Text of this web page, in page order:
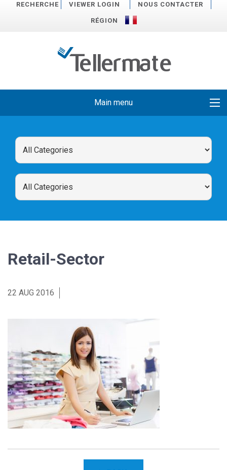
RECHERCHE VIEWER LOGIN NOUS CONTACTER
RÉGION
Main menu
Retail-Sector
22 AUG 2016